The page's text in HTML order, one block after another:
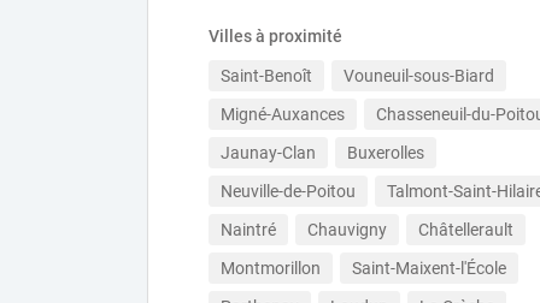
Villes à proximité
Saint-Benoît
Vouneuil-sous-Biard
Migné-Auxances
Chasseneuil-du-
Jaunay-Clan
Buxerolles
Neuville-de-Poitou
Talmont-Saint-
Naintré
Chauvigny
Châtellerault
Montmorillon
Saint-Maixent-l'École